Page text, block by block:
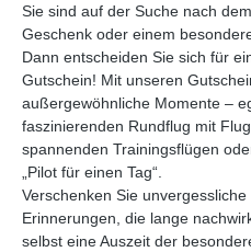
Sie sind auf der Suche nach
Geschenk oder einem
Dann entscheiden Sie sich für
Gutschein! Mit unseren
außergewöhnliche Momente –
faszinierenden Rundflug mit
spannenden Trainingsflügen
„Pilot für einen Tag“.
Verschenken Sie
Erinnerungen, die lange
selbst eine Auszeit der